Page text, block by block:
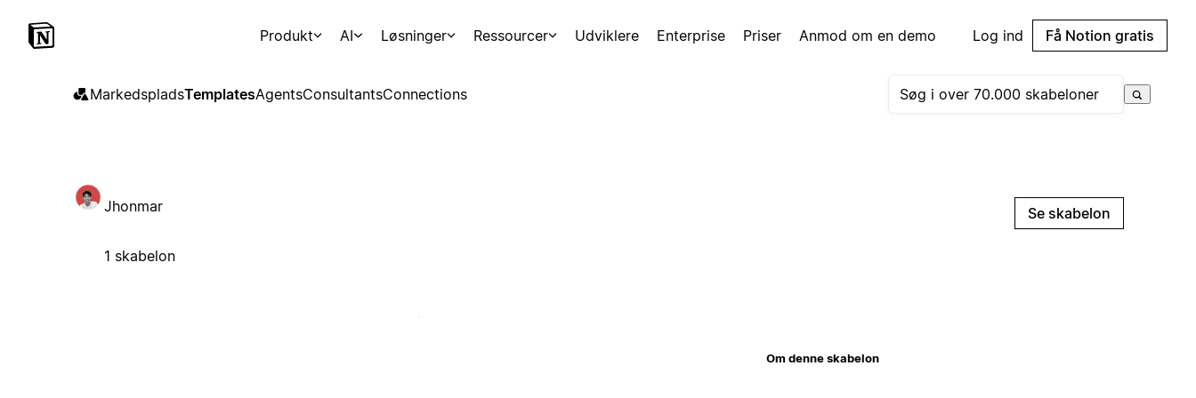
Produkt AI Løsninger Ressourcer Udviklere Enterprise Priser Anmod om en demo Log ind Få Notion gratis
MarkedspladsTemplatesAgentsConsultantsConnections
Jhonmar
1 skabelon
Se skabelon
Om denne skabelon